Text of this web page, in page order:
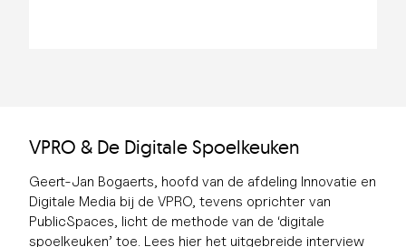
VPRO & De Digitale Spoelkeuken
Geert-Jan Bogaerts, hoofd van de afdeling Innovatie en
Digitale Media bij de VPRO, tevens oprichter van
PublicSpaces, licht de methode van de ‘digitale
spoelkeuken’ toe. Lees hier het uitgebreide interview